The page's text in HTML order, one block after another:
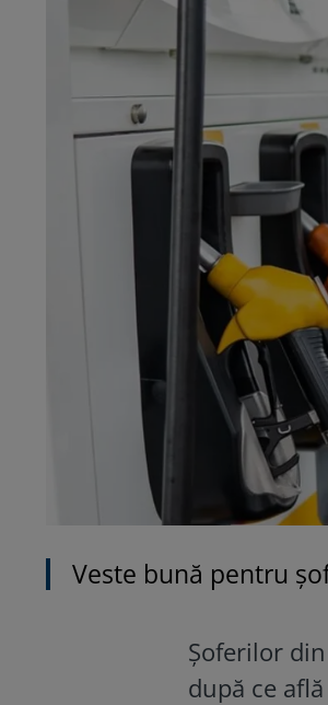
Veste bună pentru
Șoferilor
după ce